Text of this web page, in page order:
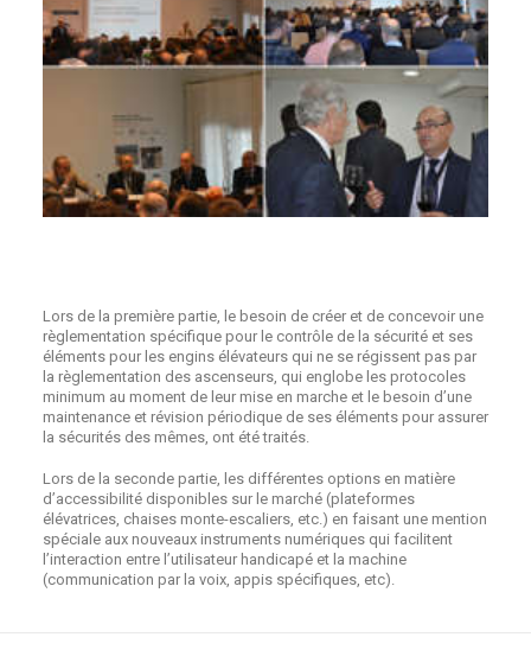
Lors de la première partie, le besoin de créer et de concevoir une
règlementation spécifique pour le contrôle de la sécurité et ses
éléments pour les engins élévateurs qui ne se régissent pas par
la règlementation des ascenseurs, qui englobe les protocoles
minimum au moment de leur mise en marche et le besoin d’une
maintenance et révision périodique de ses éléments pour assurer
la sécurités des mêmes, ont été traités.
Lors de la seconde partie, les différentes options en matière
d’accessibilité disponibles sur le marché (plateformes
élévatrices, chaises monte-escaliers, etc.) en faisant une mention
spéciale aux nouveaux instruments numériques qui facilitent
l’interaction entre l’utilisateur handicapé et la machine
(communication par la voix, appis spécifiques, etc).